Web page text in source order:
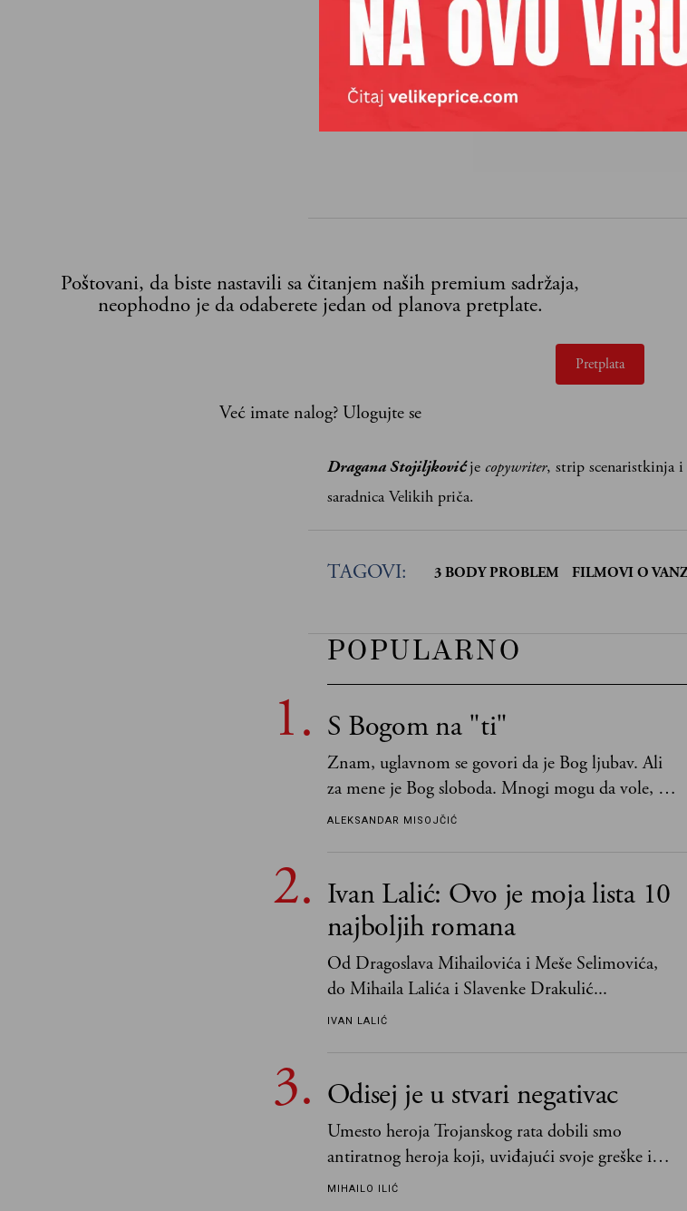
Poštovani, da biste nastavili sa čitanjem naših premium sadržaja,
neophodno je da odaberete jedan od planova pretplate.
Pretplata
Već imate nalog? Ulogujte se
Dragana Stojiljkovićje copywriter, strip scenaristkinja i
saradnica Velikih priča.
TAGOVI: 3 BODY PROBLEM FILMOVI O
POPULARNO
S Bogom na "ti"
Znam, uglavnom se govori da je Bog ljubav. Ali
za mene je Bog sloboda. Mnogi mogu da vole, a
tek retki mogu da podnesu slobodu
ALEKSANDAR MISOJČIĆ
Ivan Lalić: Ovo je moja lista 10
najboljih romana
Od Dragoslava Mihailovića i Meše Selimovića,
do Mihaila Lalića i Slavenke Drakulić...
IVAN LALIĆ
Odisej je u stvari negativac
Umesto heroja Trojanskog rata dobili smo
antiratnog heroja koji, uviđajući svoje greške i
učeći na njima, shvata da postoje stvari koje su
MIHAILO ILIĆ